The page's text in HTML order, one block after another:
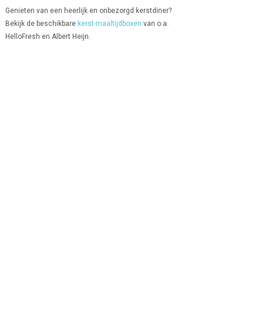
Genieten van een heerlijk en onbezorgd kerstdiner?
Bekijk de beschikbare kerst-maaltijdboxen van o.a.
HelloFresh en Albert Heijn.